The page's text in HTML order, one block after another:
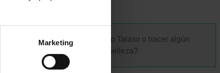
Marketing
si quiero también ir al Circuito Talaso o hacer algún
individual de relax o belleza?